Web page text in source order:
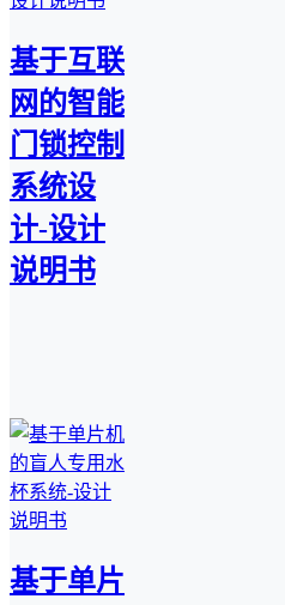
基于互联
网的智能
门锁控制
系统设
计-设计
说明书
基于单片